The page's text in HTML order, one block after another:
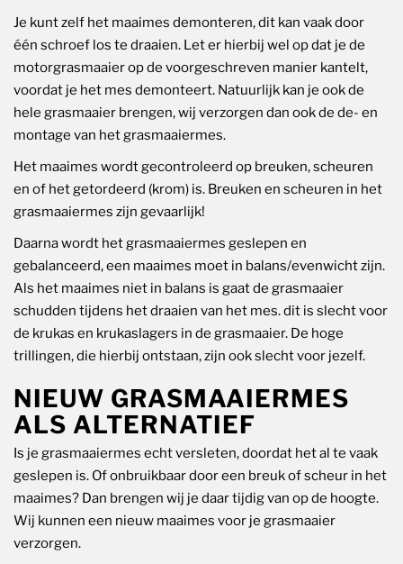
Je kunt zelf het maaimes demonteren, dit kan vaak door
één schroef los te draaien. Let er hierbij wel op dat je de
motorgrasmaaier op de voorgeschreven manier kantelt,
voordat je het mes demonteert. Natuurlijk kan je ook de
hele grasmaaier brengen, wij verzorgen dan ook de de- en
montage van het grasmaaiermes.
Het maaimes wordt gecontroleerd op breuken, scheuren
en of het getordeerd (krom) is. Breuken en scheuren in het
grasmaaiermes zijn gevaarlijk!
Daarna wordt het grasmaaiermes geslepen en
gebalanceerd, een maaimes moet in balans/evenwicht zijn.
Als het maaimes niet in balans is gaat de grasmaaier
schudden tijdens het draaien van het mes. dit is slecht voor
de krukas en krukaslagers in de grasmaaier. De hoge
trillingen, die hierbij ontstaan, zijn ook slecht voor jezelf.
NIEUW GRASMAAIERMES
ALS ALTERNATIEF
Is je grasmaaiermes echt versleten, doordat het al te vaak
geslepen is. Of onbruikbaar door een breuk of scheur in het
maaimes? Dan brengen wij je daar tijdig van op de hoogte.
Wij kunnen een nieuw maaimes voor je grasmaaier
verzorgen.